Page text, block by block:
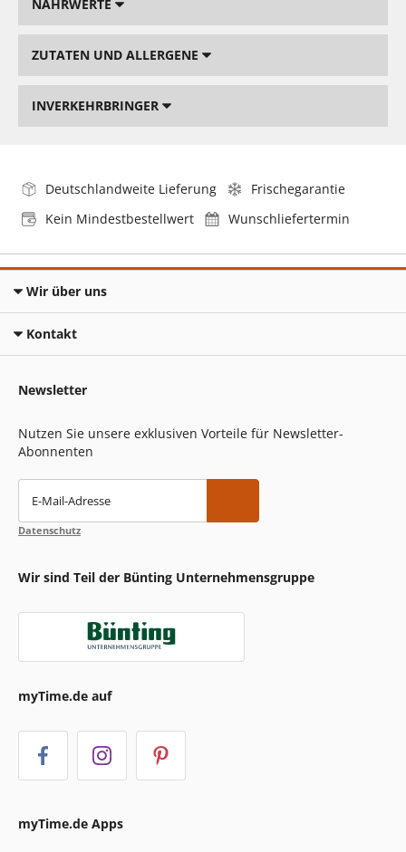
NÄHRWERTE
ZUTATEN UND ALLERGENE
INVERKEHRBRINGER
Deutschlandweite Lieferung
Frischegarantie
Kein Mindestbestellwert
Wunschliefertermin
Wir über uns
Kontakt
Newsletter
Nutzen Sie unsere exklusiven Vorteile für Newsletter-
Abonnenten
E-Mail-Adresse
Datenschutz
Wir sind Teil der Bünting Unternehmensgruppe
myTime.de auf
myTime.de Apps